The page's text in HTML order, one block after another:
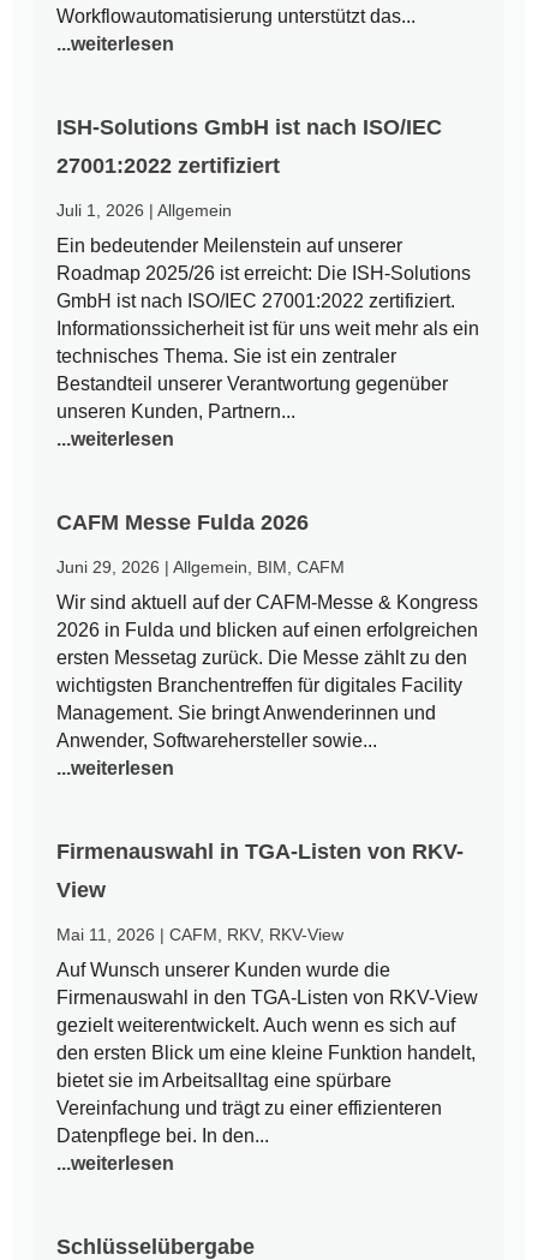
Workflowautomatisierung unterstützt das...
...weiterlesen
ISH-Solutions GmbH ist nach ISO/IEC
27001:2022 zertifiziert
Juli 1, 2026 |Allgemein
Ein bedeutender Meilenstein auf unserer
Roadmap 2025/26 ist erreicht: Die ISH-Solutions
GmbH ist nach ISO/IEC 27001:2022 zertifiziert.
Informationssicherheit ist für uns weit mehr als ein
technisches Thema. Sie ist ein zentraler
Bestandteil unserer Verantwortung gegenüber
unseren Kunden, Partnern...
...weiterlesen
CAFM Messe Fulda 2026
Juni 29, 2026 |Allgemein BIM ,CAFM
Wir sind aktuell auf der CAFM-Messe & Kongress
2026 in Fulda und blicken auf einen erfolgreichen
ersten Messetag zurück. Die Messe zählt zu den
wichtigsten Branchentreffen für digitales Facility
Management. Sie bringt Anwenderinnen und
Anwender, Softwarehersteller sowie...
...weiterlesen
Firmenauswahl in TGA-Listen von RKV-
View
Mai 11, 2026 |CAFM RKV, RKV-View
Auf Wunsch unserer Kunden wurde die
Firmenauswahl in den TGA-Listen von RKV-View
gezielt weiterentwickelt. Auch wenn es sich auf
den ersten Blick um eine kleine Funktion handelt,
bietet sie im Arbeitsalltag eine spürbare
Vereinfachung und trägt zu einer effizienteren
Datenpflege bei. In den...
...weiterlesen
Schlüsselübergabe